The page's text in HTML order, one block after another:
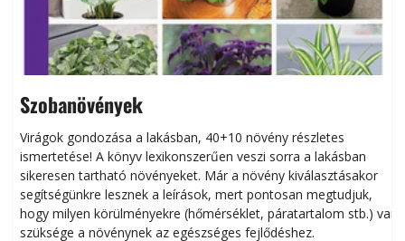
Szobanövények
Virágok gondozása a lakásban, 40+10 növény részletes
ismertetése! A könyv lexikonszerűen veszi sorra a lakásban
sikeresen tart­ha­tó növényeket. Már a növény kiválasztásakor
segítségünkre lesznek a leírások, mert pontosan megtudjuk,
hogy milyen körülményekre (hőmérséklet, páratartalom stb.) van
szüksége a növénynek az egészséges fejlődéshez.